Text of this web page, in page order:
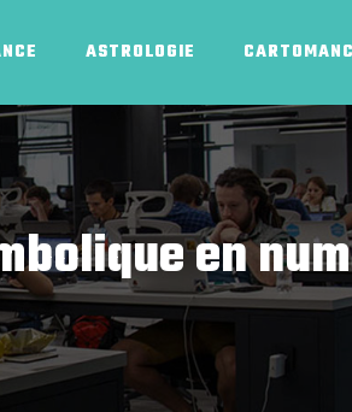
ASTROLOGIE
en